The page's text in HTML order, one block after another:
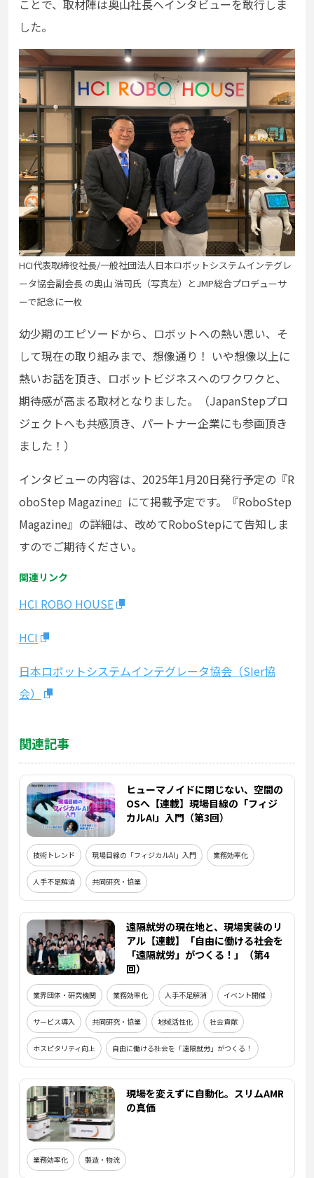
ことで、取材陣は奥山社長へインタビューを敢行しま
した。
HCI代表取締役社長/一般社団法人日本ロボットシステムインテグレ
ータ協会副会長 の奥山 浩司氏（写真左）とJMP総合プロデューサ
ーで記念に一枚
幼少期のエピソードから、ロボットへの熱い思い、そ
して現在の取り組みまで、想像通り！ いや想像以上に
熱いお話を頂き、ロボットビジネスへのワクワクと、
期待感が高まる取材となりました。（JapanStepプロ
ジェクトへも共感頂き、パートナー企業にも参画頂き
ました！）
インタビューの内容は、2025年1月20日発行予定の『R
oboStep Magazine』にて掲載予定です。『RoboStep
Magazine』の詳細は、改めてRoboStepにて告知しま
すのでご期待ください。
関連リンク
HCI ROBO HOUSE
HCI
日本ロボットシステムインテグレータ協会（SIer協
会）
関連記事
ヒューマノイドに閉じない、空間の
OSへ【連載】現場目線の「フィジ
カルAI」入門（第3回）
技術トレンド 現場目線の「フィジカルAI」入門 業務効率化
人手不足解消 共同研究・協業
遠隔就労の現在地と、現場実装のリ
アル【連載】「自由に働ける社会を
「遠隔就労」がつくる！」（第4
回）
業界団体・研究機関 業務効率化 人手不足解消 イベント開催
サービス導入 共同研究・協業 地域活性化 社会貢献
ホスピタリティ向上 自由に働ける社会を「遠隔就労」がつくる！
現場を変えずに自動化。スリムAMR
の真価
業務効率化 製造・物流